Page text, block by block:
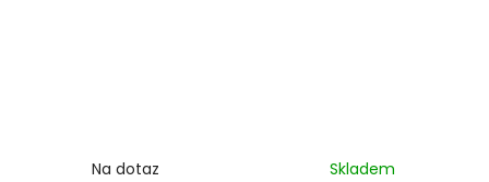
Na dotaz Skladem